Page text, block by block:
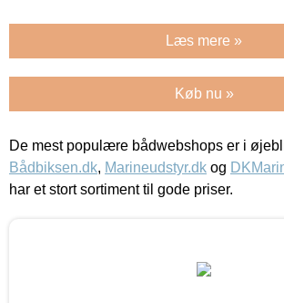
Læs mere »
Køb nu »
De mest populære bådwebshops er i
Bådbiksen.dk, Marineudstyr.dk og
har et stort sortiment til gode priser.